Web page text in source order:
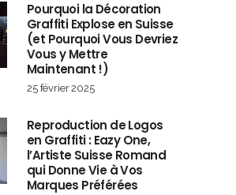
Pourquoi la Décoration
Graffiti Explose en Suisse
(et Pourquoi Vous Devriez
Vous y Mettre
Maintenant !)
25 février 2025
Reproduction de Logos
en Graffiti : Eazy One,
l’Artiste Suisse Romand
qui Donne Vie à Vos
Marques Préférées